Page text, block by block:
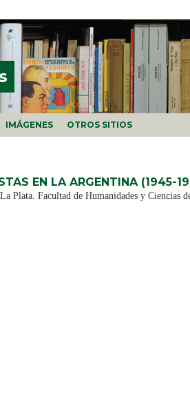
IMÁGENES OTROS SITIOS
EN LA ARGENTINA (1945-
Plata. Facultad de Humanidades y Ciencias